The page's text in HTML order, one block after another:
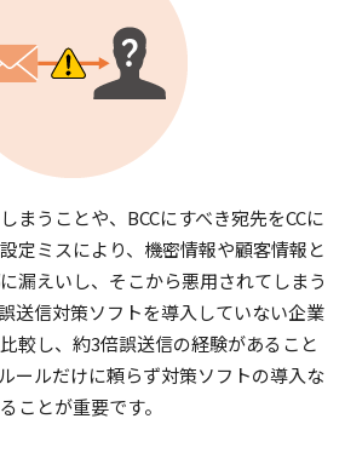
まうことや、BCCにすべき宛先をCCに
定ミスにより、機密情報や顧客情報と
漏えいし、そこから悪用されてしまう
送信対策ソフトを導入していない企業
較し、約3倍誤送信の経験があること
ールだけに頼らず対策ソフトの導入な
ことが重要です。